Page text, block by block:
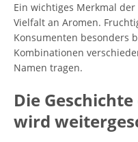
Ein wichtiges Merkmal
Vielfalt an Aromen.
Konsumenten besonders
Kombinationen
Namen tragen.
Die
wird